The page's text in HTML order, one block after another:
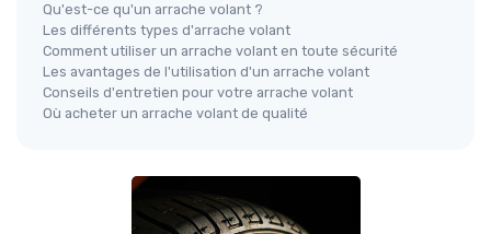
Qu'est-ce qu'un arrache volant ?
Les différents types d'arrache volant
Comment utiliser un arrache volant en toute sécurité
Les avantages de l'utilisation d'un arrache volant
Conseils d'entretien pour votre arrache volant
Où acheter un arrache volant de qualité